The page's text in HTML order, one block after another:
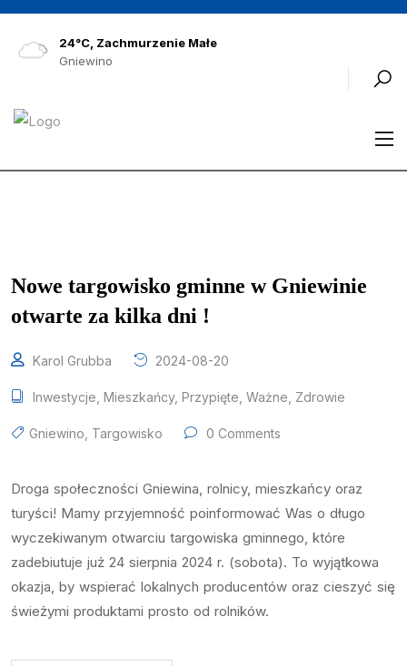
24°C, Zachmurzenie Małe
Gniewino
Nowe targowisko gminne w Gniewinie
otwarte za kilka dni !
Karol Grubba 2024-08-20
Inwestycje Mieszkańcy, Przypięte Ważne Zdrowie
Gniewino Targowisko 0 Comments
Droga społeczności Gniewina, rolnicy, mieszkańcy oraz
turyści! Mamy przyjemność poinformować Was o długo
wyczekiwanym otwarciu targowiska gminnego, które
zadebiutuje już 24 sierpnia 2024 r. (sobota). To wyjątkowa
okazja, by wspierać lokalnych producentów oraz cieszyć się
świeżymi produktami prosto od rolników.